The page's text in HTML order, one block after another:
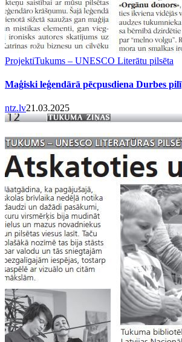
ProjektiTukums – UNESCO Literātu pilsēta
Maģiski leģendārā pēcpusdiena Durbes pilī
ntz.lv21.03.2025